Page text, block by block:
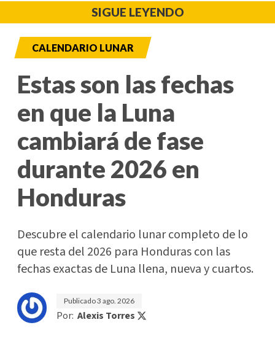
SIGUE LEYENDO
CALENDARIO LUNAR
Estas son las fechas
en que la Luna
cambiará de fase
durante 2026 en
Honduras
Descubre el calendario lunar completo de lo
que resta del 2026 para Honduras con las
fechas exactas de Luna llena, nueva y cuartos.
Publicado3 ago. 2026
Por: Alexis Torres